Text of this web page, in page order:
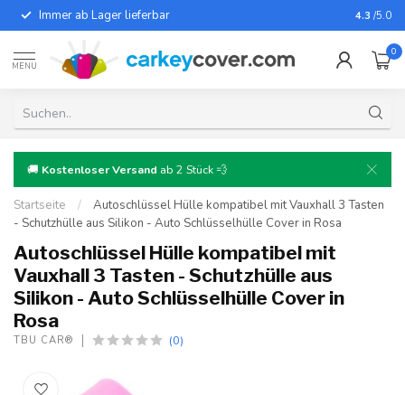
Immer ab Lager lieferbar Für fast
4.3 /5.0
MENU
0
🚚 Kostenloser Versand ab 2 Stück 💨
Startseite /
Autoschlüssel Hülle kompatibel mit Vauxhall 3 Tasten
- Schutzhülle aus Silikon - Auto Schlüsselhülle Cover in Rosa
Autoschlüssel Hülle kompatibel mit
Vauxhall 3 Tasten - Schutzhülle aus
Silikon - Auto Schlüsselhülle Cover in
Rosa
TBU CAR® (0)